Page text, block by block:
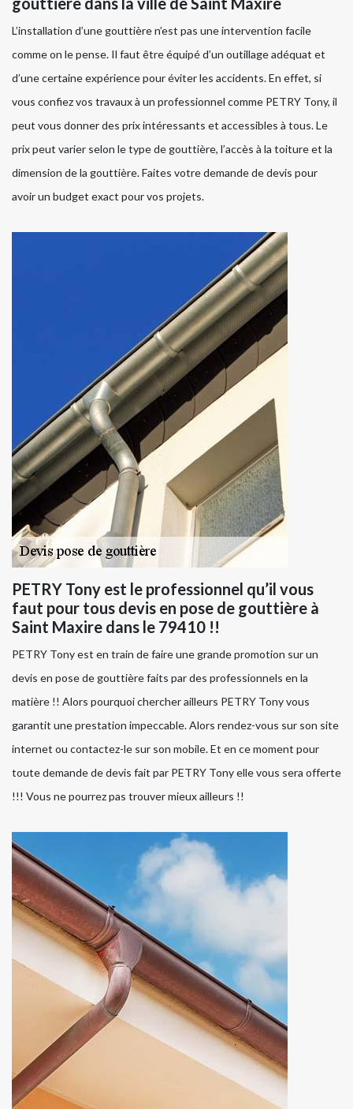
L’installation d’une gouttière n’est pas une intervention facile
comme on le pense. Il faut être équipé d’un outillage adéquat et
d’une certaine expérience pour éviter les accidents. En effet, si
vous confiez vos travaux à un professionnel comme PETRY Tony, il
peut vous donner des prix intéressants et accessibles à tous. Le
prix peut varier selon le type de gouttière, l’accès à la toiture et la
dimension de la gouttière. Faites votre demande de devis pour
avoir un budget exact pour vos projets.
PETRY Tony est le professionnel qu’il vous
faut pour tous devis en pose de gouttière à
Saint Maxire dans le 79410 !!
PETRY Tony est en train de faire une grande promotion sur un
devis en pose de gouttière faits par des professionnels en la
matière !! Alors pourquoi chercher ailleurs PETRY Tony vous
garantit une prestation impeccable. Alors rendez-vous sur son site
internet ou contactez-le sur son mobile. Et en ce moment pour
toute demande de devis fait par PETRY Tony elle vous sera offerte
!!! Vous ne pourrez pas trouver mieux ailleurs !!